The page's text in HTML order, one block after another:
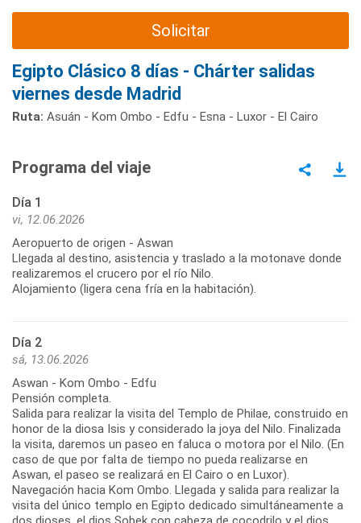
Solicitar
Egipto Clásico 8 días - Chárter salidas
viernes desde Madrid
Ruta: Asuán - Kom Ombo - Edfu - Esna - Luxor - El Cairo
Programa del viaje
Día 1
vi, 12.06.2026
Aeropuerto de origen - Aswan
Llegada al destino, asistencia y traslado a la motonave donde
realizaremos el crucero por el río Nilo.
Alojamiento (ligera cena fría en la habitación).
Día 2
sá, 13.06.2026
Aswan - Kom Ombo - Edfu
Pensión completa.
Salida para realizar la visita del Templo de Philae, construido en
honor de la diosa Isis y considerado la joya del Nilo. Finalizada
la visita, daremos un paseo en faluca o motora por el Nilo. (En
caso de que por falta de tiempo no pueda realizarse en
Aswan, el paseo se realizará en El Cairo o en Luxor).
Navegación hacia Kom Ombo. Llegada y salida para realizar la
visita del único templo en Egipto dedicado simultáneamente a